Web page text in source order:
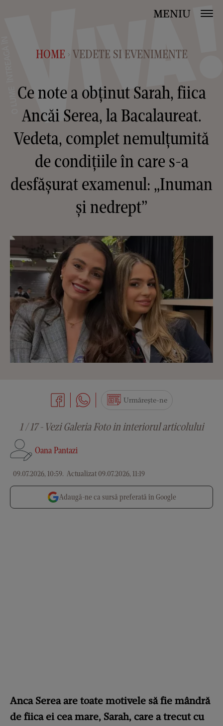
MENIU
HOME > VEDETE SI EVENIMENTE
Ce note a obținut Sarah, fiica
Ancăi Serea, la Bacalaureat.
Vedeta, complet nemulțumită
de condițiile în care s-a
desfășurat examenul: „Inuman
și nedrept”
Oana Pantazi
09.07.2026, 10:59. Actualizat 09.07.2026, 11:19
Urmărește-ne
1 / 17 - Vezi Galeria Foto in interiorul articolului
Adaugă-ne ca sursă preferată în Google
Anca Serea are toate motivele să fie mândră
de fiica ei cea mare, Sarah, care a trecut cu